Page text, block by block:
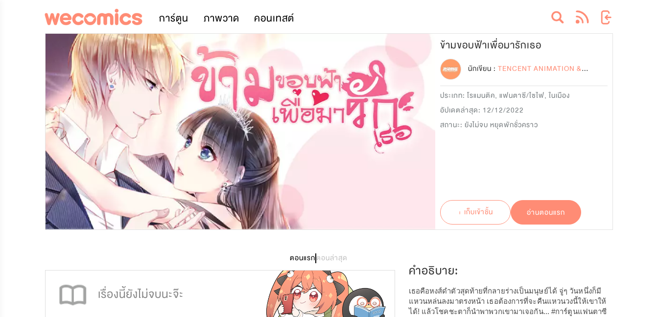
การ์ตูน ภาพวาด คอนเทสต์
ข้ามขอบฟ้าเพื่อมารักเธอ
นักเขียน : TENCENT ANIMATION & COMICS
ประเภท:โรแมนติค,แฟนตาซี/ไซไฟ,ในเมือง
อัปเดตล่าสุด: 12/12/2022
สถานะ: ยังไม่จบ หยุดพักชั่วคราว
+ เก็บเข้าชั้น อ่านตอนแรก
ตอนแรกตอนล่าสุด
เรื่องนี้ยังไม่จบนะจ๊ะ
คำอธิบาย:
เธอคือหงส์ดำตัวสุดท้ายที่กลายร่างเป็นมนุษย์ได้ จู่ๆ วันหนึ่งก็มี
แหวนหล่นลงมาตรงหน้า เธอต้องการที่จะคืนแหวนวงนี้ให้เขาให้
ได้! แล้วโชคชะตาก็นำพาพวกเขามาเจอกัน... #การ์ตูนแฟนตาซี